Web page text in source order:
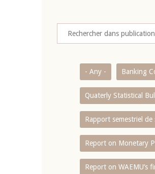
- Any - Banking
Quaterly Statistical
Rapport semestriel de
Report on Monetary
Report on WAEMU’s